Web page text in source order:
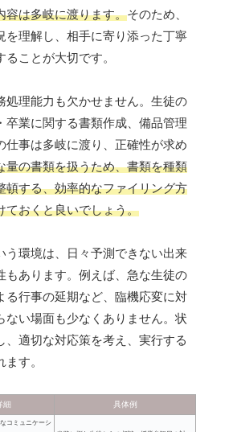
容は多岐に渡ります。そのため、
を理解し、相手に寄り添った丁寧
ことが大切です。
処理能力も欠かせません。生徒の
卒業に関する書類作成、備品管理
仕事は多岐に渡り、正確性が求め
量の書類を扱うため、書類を種類
頓する、効率的なファイリング方
ておくと良いでしょう。
う環境は、日々予測できない出来
もあります。例えば、急な生徒の
る行事の延期など、臨機応変に対
ない場面も少なくありません。状
、適切な対応策を考え、実行する
す。
細 具体例
コミュニケーシ